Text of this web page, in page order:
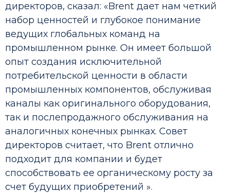
директоров, сказал: «Brent дает нам четкий
набор ценностей и глубокое понимание
ведущих глобальных команд на
промышленном рынке. Он имеет большой
опыт создания исключительной
потребительской ценности в области
промышленных компонентов, обслуживая
каналы как оригинального оборудования,
так и послепродажного обслуживания на
аналогичных конечных рынках. Совет
директоров считает, что Brent отлично
подходит для компании и будет
способствовать ее органическому росту за
счет будущих приобретений ».